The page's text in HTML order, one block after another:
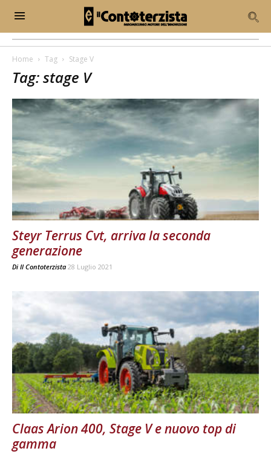
Home Tag Stage V
Tag: stage V
Steyr Terrus Cvt, arriva la seconda
generazione
Di Il Contoterzista 28 Luglio 2021
Claas Arion 400, Stage V e nuovo top di
gamma